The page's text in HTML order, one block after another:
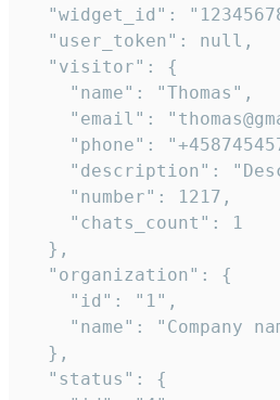
"widget_id":
  "user_token": null,
  "visitor": {
    "name": "Thomas",
"email":
"phone":
"description":
    "number": 1217,
    "chats_count": 1
  },
  "organization": {
    "id": "1",
"name": "Company
  },
  "status": {